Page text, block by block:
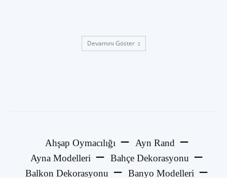
Devamını Göster
Ahşap Oymacılığı
Ayn Rand
Ayna Modelleri
Bahçe Dekorasyonu
Balkon Dekorasyonu
Banyo Modelleri